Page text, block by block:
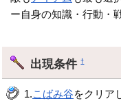
ー自身の知識・行動・
出現条件†
1.こばみ谷をクリア